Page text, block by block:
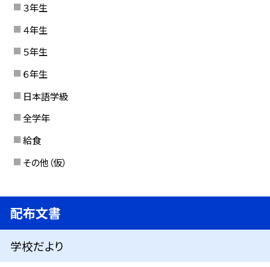
３年生
４年生
５年生
６年生
日本語学級
全学年
給食
その他（仮）
配布文書
学校だより